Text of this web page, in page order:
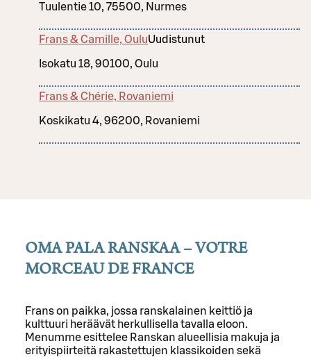
OMA PALA RANSKAA – VOTRE
MORCEAU DE FRANCE
Frans on paikka, jossa ranskalainen keittiö ja
kulttuuri heräävät herkullisella tavalla eloon.
Menumme esittelee Ranskan alueellisia makuja ja
erityispiirteitä rakastettujen klassikoiden sekä
Tuulentie 10, 75500, Nurmes
Frans & Camille, OuluUudistunut
Isokatu 18, 90100, Oulu
Frans & Chérie, Rovaniemi
Koskikatu 4, 96200, Rovaniemi